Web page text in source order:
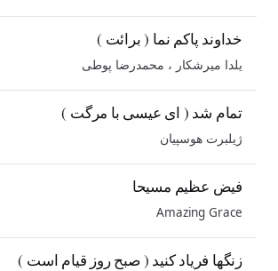
خداوند پاکم نما ( برائت )
یلدا میرشکار ، محمدرضا پوطی
تمام شد ( ای عیسی با مرگت )
ژیلبرت هوسپیان
فیض عظیم مسیحا
Amazing Grace
زنگها فریاد کنید ( صبح روز قیام است )